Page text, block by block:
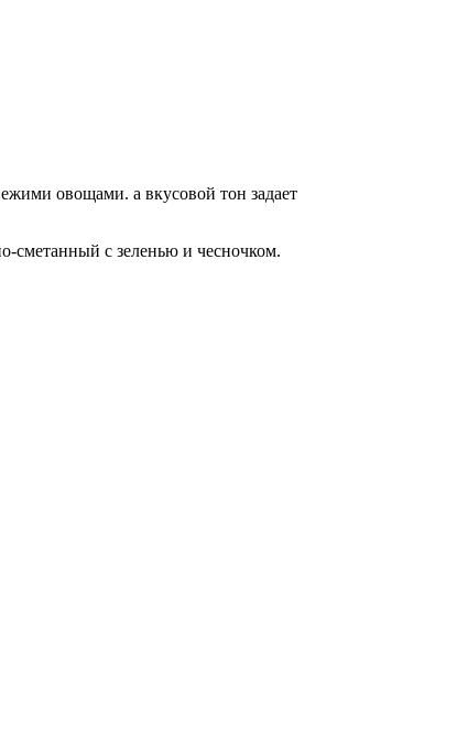
овощами. а вкусовой тон задает
сметанный с зеленью и чесночком.